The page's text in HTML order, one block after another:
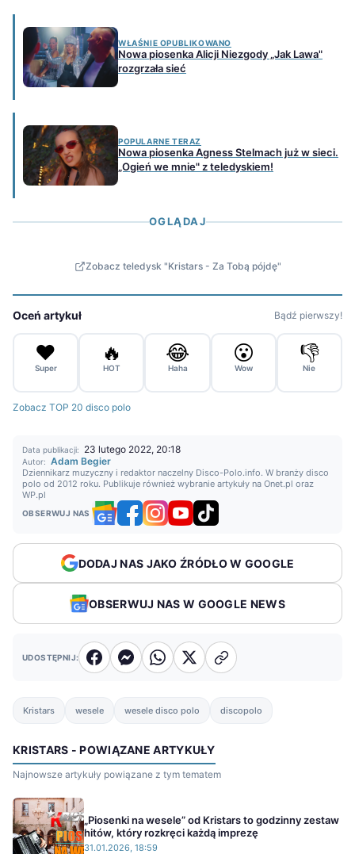
WŁAŚNIE OPUBLIKOWANO
Nowa piosenka Alicji Niezgody „Jak Lawa"
rozgrzała sieć
POPULARNE TERAZ
Nowa piosenka Agness Stelmach już w sieci.
„Ogień we mnie" z teledyskiem!
OGLĄDAJ
Zobacz teledysk "Kristars - Za Tobą pójdę"
Oceń artykuł Bądź pierwszy!
❤️
Super
🔥
HOT
😂
Haha
😮
Wow
👎
Nie
Zobacz TOP 20 disco polo
Data publikacji: 23 lutego 2022, 20:18
Autor: Adam Begier
Dziennikarz muzyczny i redaktor naczelny Disco-Polo.info. W branży disco
polo od 2012 roku. Publikuje również wybranie artykuły na Onet.pl oraz
WP.pl
OBSERWUJ NAS
DODAJ NAS JAKO ŹRÓDŁO W GOOGLE
OBSERWUJ NAS W GOOGLE NEWS
UDOSTĘPNIJ:
Kristars wesele wesele disco polo discopolo
KRISTARS - POWIĄZANE ARTYKUŁY
Najnowsze artykuły powiązane z tym tematem
„Piosenki na wesele” od Kristars to godzinny zestaw
hitów, który rozkręci każdą imprezę
31.01.2026, 18:59